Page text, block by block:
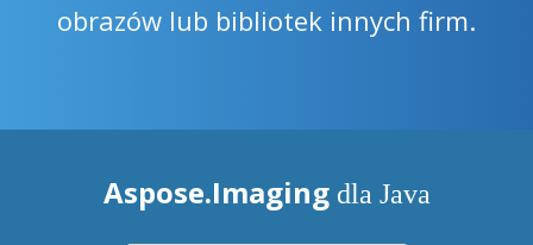
obrazów lub bibliotek innych firm.
Aspose.Imaging dla Java